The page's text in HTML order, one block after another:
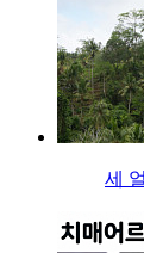
세